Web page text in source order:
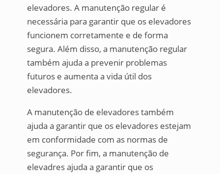
elevadores. A manutenção regular é
necessária para garantir que os elevadores
funcionem corretamente e de forma
segura. Além disso, a manutenção regular
também ajuda a prevenir problemas
futuros e aumenta a vida útil dos
elevadores.
A manutenção de elevadores também
ajuda a garantir que os elevadores estejam
em conformidade com as normas de
segurança. Por fim, a manutenção de
elevadres ajuda a garantir que os